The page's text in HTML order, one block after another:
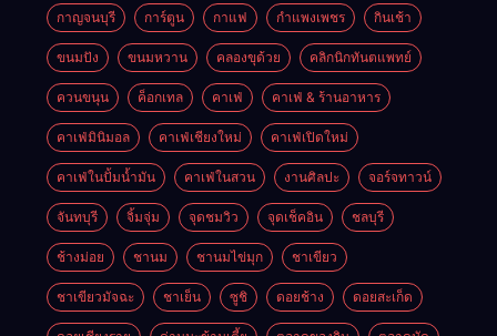
กาญจนบุรี การ์ตูน กาแฟ กำแพงเพชร กินเช้า
ขนมปัง ขนมหวาน คลองขุด้วย คลิกนิกทันตแพทย์
ควนขนุน ค็อกเทล คาเฟ่ คาเฟ่ & ร้านอาหาร
คาเฟ่มินิมอล คาเฟ่เชียงใหม่ คาเฟ่เปิดใหม่
คาเฟ่ในปั้มน้ำมัน คาเฟ่ในสวน งานศิลปะ จอร์จทาวน์
จันทบุรี จิ้มจุ่ม จุดชมวิว จุดเช็คอิน ชลบุรี
ช้างม่อย ชานม ชานมไข่มุก ชาเขียว
ชาเขียวมัจฉะ ชาเย็น ซูชิ ดอยช้าง ดอยสะเก็ด